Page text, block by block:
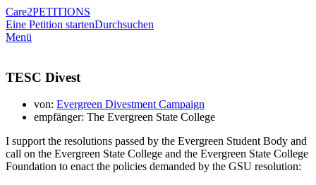
Care2PETITIONS
Eine Petition startenDurchsuchen
Menü
TESC Divest
von: Evergreen Divestment Campaign
empfänger: The Evergreen State College
I support the resolutions passed by the Evergreen Student Body and
call on the Evergreen State College and the Evergreen State College
Foundation to enact the policies demanded by the GSU resolution: